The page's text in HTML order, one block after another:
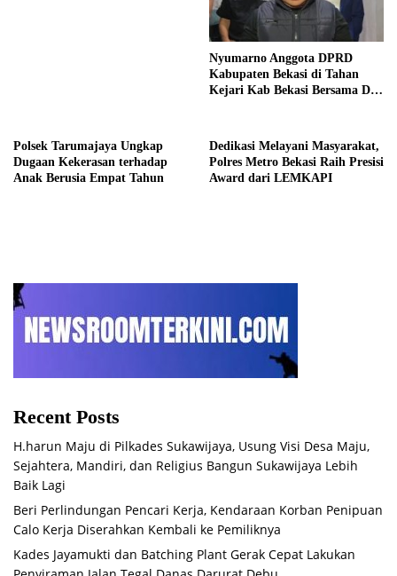
Nyumarno Anggota DPRD
Kabupaten Bekasi di Tahan
Kejari Kab Bekasi Bersama Dua
Polsek Tarumajaya Ungkap
Dugaan Kekerasan terhadap
Anak Berusia Empat Tahun
Dedikasi Melayani Masyarakat,
Polres Metro Bekasi Raih Presisi
Award dari LEMKAPI
Recent Posts
H.harun Maju di Pilkades Sukawijaya, Usung Visi Desa Maju,
Sejahtera, Mandiri, dan Religius Bangun Sukawijaya Lebih
Baik Lagi
Beri Perlindungan Pencari Kerja, Kendaraan Korban Penipuan
Calo Kerja Diserahkan Kembali ke Pemiliknya
Kades Jayamukti dan Batching Plant Gerak Cepat Lakukan